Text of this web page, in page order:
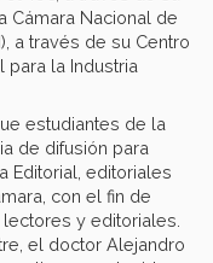
Cámara Nacional de
a través de su Centro
para la Industria
estudiantes de la
de difusión para
Editorial, editoriales
con el fin de
y editoriales.
el doctor Alejandro